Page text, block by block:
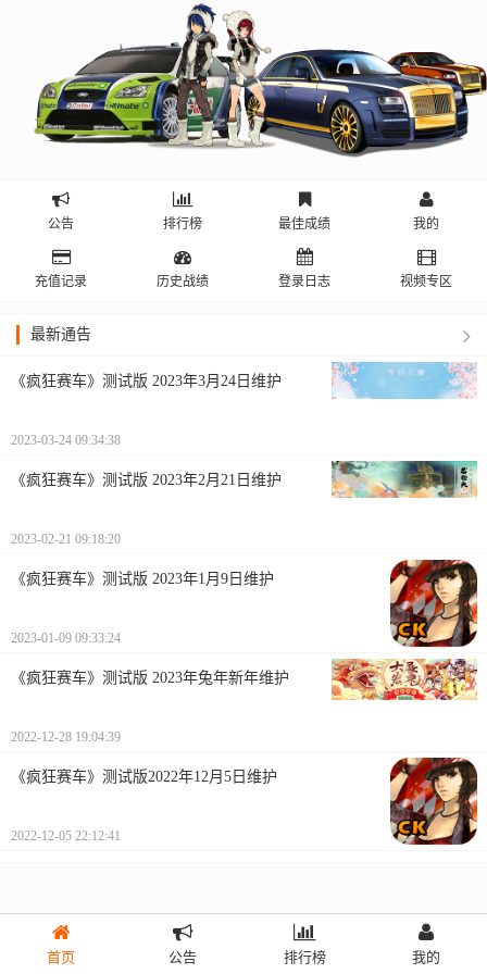
公告 排行榜 最佳成绩 我的
充值记录 历史战绩 登录日志 视频专区
最新通告
《疯狂赛车》测试版 2023年3月24日维护
2023-03-24 09:34:38
《疯狂赛车》测试版 2023年2月21日维护
2023-02-21 09:18:20
《疯狂赛车》测试版 2023年1月9日维护
2023-01-09 09:33:24
《疯狂赛车》测试版 2023年兔年新年维护
2022-12-28 19:04:39
《疯狂赛车》测试版2022年12月5日维护
2022-12-05 22:12:41
首页 公告 排行榜 我的